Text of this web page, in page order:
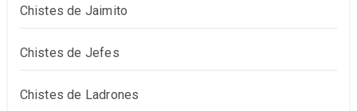
Chistes de Jaimito
Chistes de Jefes
Chistes de Ladrones